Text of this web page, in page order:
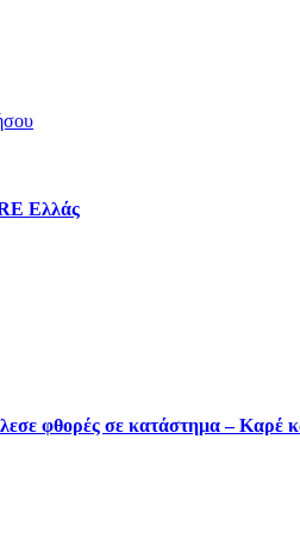
Ελλάς
φθορές σε κατάστημα – Καρέ